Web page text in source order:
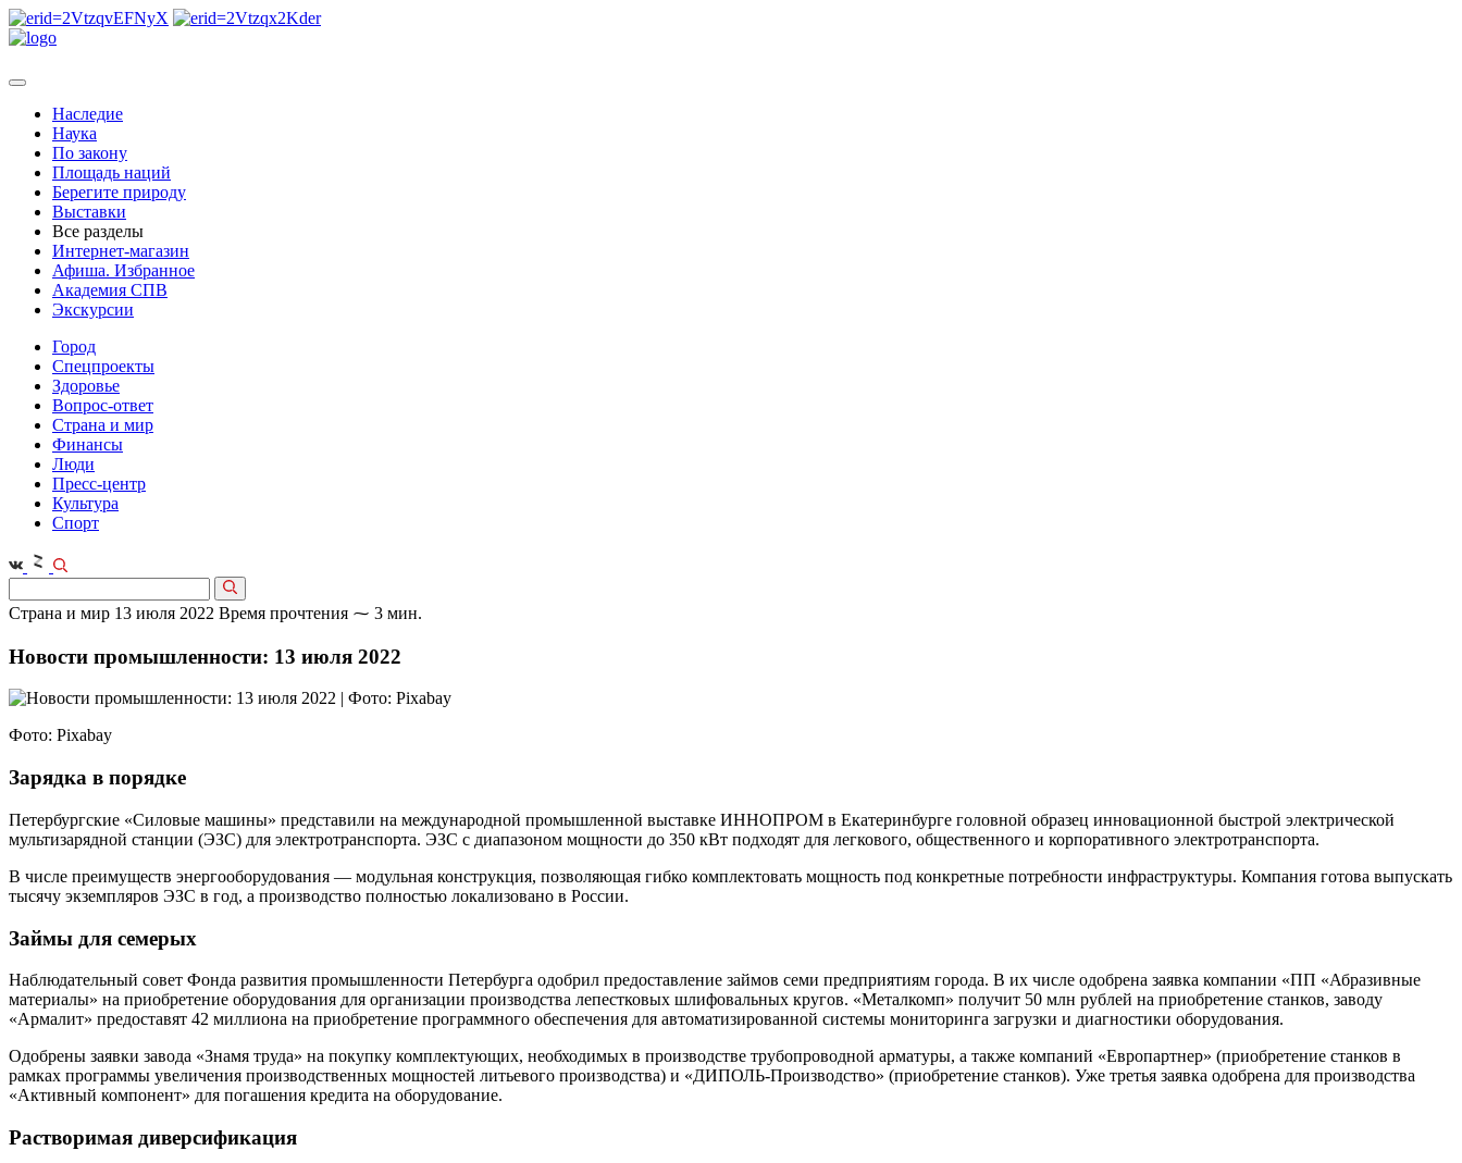
Наследие
Наука
По закону
Площадь наций
Берегите природу
Выставки
Все разделы
Интернет-магазин
Афиша. Избранное
Академия СПВ
Экскурсии
Город
Спецпроекты
Здоровье
Вопрос-ответ
Страна и мир
Финансы
Люди
Пресс-центр
Культура
Спорт
Страна и мир 13 июля 2022 Время прочтения ⁓ 3 мин.
Новости промышленности: 13 июля 2022
Фото: Pixabay
Зарядка в порядке
Петербургские «Силовые машины» представили на международной промышленной выставке ИННОПРОМ в Екатеринбурге головной образец инновационной быстрой электрической
мультизарядной станции (ЭЗС) для электротранспорта. ЭЗС с диапазоном мощности до 350 кВт подходят для легкового, общественного и корпоративного электротранспорта.
В числе преимуществ энергооборудования — модульная конструкция, позволяющая гибко комплектовать мощность под конкретные потребности инфраструктуры. Компания готова выпускать
тысячу экземпляров ЭЗС в год, а производство полностью локализовано в России.
Займы для семерых
Наблюдательный совет Фонда развития промышленности Петербурга одобрил предоставление займов семи предприятиям города. В их числе одобрена заявка компании «ПП «Абразивные
материалы» на приобретение оборудования для организации производства лепестковых шлифовальных кругов. «Металкомп» получит 50 млн рублей на приобретение станков, заводу
«Армалит» предоставят 42 миллиона на приобретение программного обеспечения для автоматизированной системы мониторинга загрузки и диагностики оборудования.
Одобрены заявки завода «Знамя труда» на покупку комплектующих, необходимых в производстве трубопроводной арматуры, а также компаний «Европартнер» (приобретение станков в
рамках программы увеличения производственных мощностей литьевого производства) и «ДИПОЛЬ-Производство» (приобретение станков). Уже третья заявка одобрена для производства
«Активный компонент» для погашения кредита на оборудование.
Растворимая диверсификация